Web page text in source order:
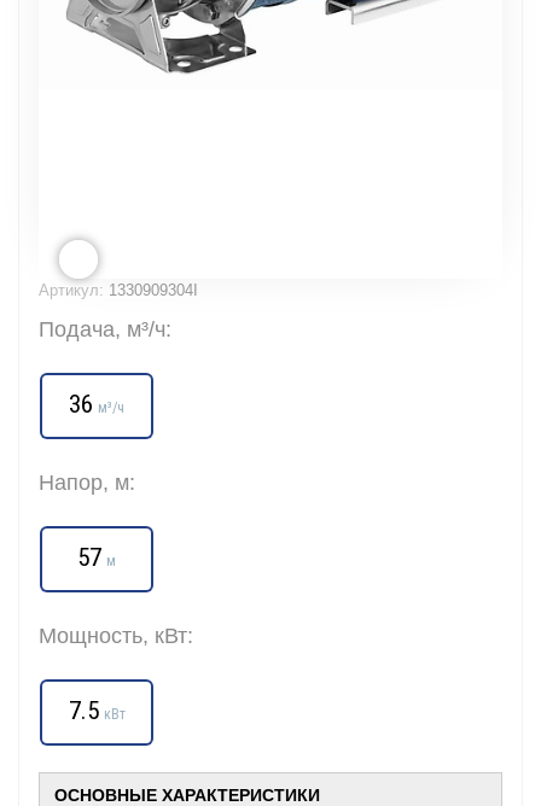
Артикул: 1330909304I
Подача, м³/ч:
36 м³/ч
Напор, м:
57 м
Мощность, кВт:
7.5 кВт
ОСНОВНЫЕ ХАРАКТЕРИСТИКИ